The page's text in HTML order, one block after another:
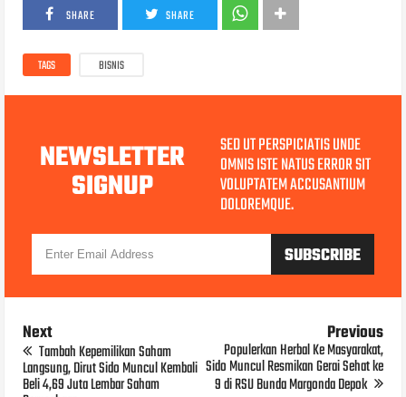
SHARE SHARE
TAGS BISNIS
NEWSLETTER
SIGNUP
SED UT PERSPICIATIS UNDE
OMNIS ISTE NATUS ERROR SIT
VOLUPTATEM ACCUSANTIUM
DOLOREMQUE.
Next
Tambah Kepemilikan Saham
Langsung, Dirut Sido Muncul Kembali
Beli 4,69 Juta Lembar Saham
Previous
Populerkan Herbal Ke Masyarakat,
Sido Muncul Resmikan Gerai Sehat ke
9 di RSU Bunda Margonda Depok